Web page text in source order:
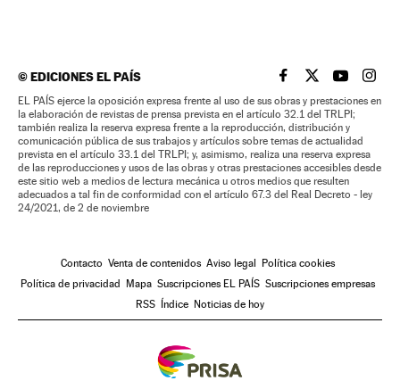
©EDICIONES EL PAÍS EL PAÍS BRASIL EN
EL PAÍSEL PAÍS
EL
EL PAÍS ejerce la oposición expresa frente al uso de sus obras y prestaciones en
la elaboración de revistas de prensa prevista en el artículo 32.1 del TRLPI;
también realiza la reserva expresa frente a la reproducción, distribución y
comunicación pública de sus trabajos y artículos sobre temas de actualidad
prevista en el artículo 33.1 del TRLPI; y, asimismo, realiza una reserva expresa
de las reproducciones y usos de las obras y otras prestaciones accesibles desde
este sitio web a medios de lectura mecánica u otros medios que resulten
adecuados a tal fin de conformidad con el artículo 67.3 del Real Decreto - ley
24/2021, de 2 de noviembre
Contacto Venta de contenidos Aviso legal
Política cookies
Política de privacidad
Mapa Suscripciones EL PAÍS Suscripciones empresas
RSS
Índice Noticias de hoy